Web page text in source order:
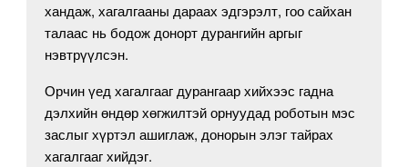
хандаж, хагалгааны дараах эдгэрэлт, гоо сайхан
талаас нь бодож донорт дурангийн аргыг
нэвтрүүлсэн.
Орчин үед хагалгааг дурангаар хийхээс гадна
дэлхийн өндөр хөгжилтэй орнуудад роботын мэс
заслыг хүртэл ашиглаж, донорын элэг тайрах
хагалгааг хийдэг.